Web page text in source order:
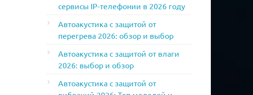
сервисы IP-телефонии в 2026 году
Автоакустика с защитой от
перегрева 2026: обзор и выбор
Автоакустика с защитой от влаги
2026: выбор и обзор
Автоакустика с защитой от